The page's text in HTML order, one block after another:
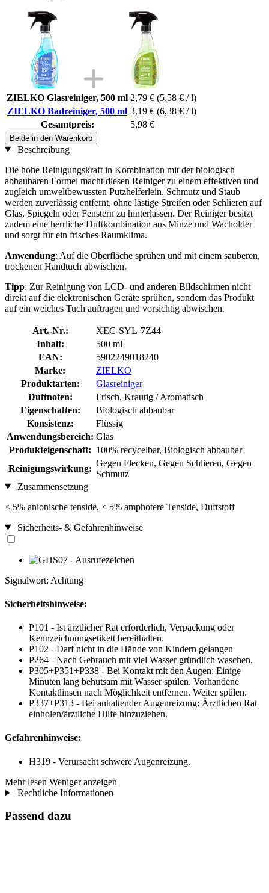
ZIELKO Glasreiniger, 500 ml 2,79 € (5,58 € / l)
ZIELKO Badreiniger, 500 ml 3,19 € (6,38 € / l)
Gesamtpreis:
5,98 €
Beide in den Warenkorb
Beschreibung
Die hohe Reinigungskraft in Kombination mit der biologisch
abbaubaren Formel macht diesen Reiniger zu einem effektiven und
zugleich umweltbewussten Putzhelferlein. Schmutz und Staub
werden zuverlässig entfernt, ohne lästige Streifen oder Schlieren auf
Glas, Spiegeln oder Fenstern zu hinterlassen. Der Reiniger besitzt
zudem eine herrliche Duftkombination aus Minze und Wacholder
und sorgt für ein frisches Raumklima.
Anwendung: Auf die Oberfläche sprühen und mit einem sauberen,
trockenen Handtuch abwischen.
Tipp: Zur Reinigung von LCD- und anderen Bildschirmen nicht
direkt auf die elektronischen Geräte sprühen, sondern das Produkt
auf ein weiches Tuch auftragen und vorsichtig abwischen.
Art.-Nr.:
XEC-SYL-7Z44
Inhalt:
500 ml
EAN:
5902249018240
Marke:
ZIELKO
Produktarten:
Glasreiniger
Duftnoten:
Frisch, Krautig / Aromatisch
Eigenschaften:
Biologisch abbaubar
Konsistenz:
Flüssig
Anwendungsbereich: Glas
Produkteigenschaft: 100% recycelbar, Biologisch abbaubar
Reinigungswirkung:
Gegen Flecken, Gegen Schlieren, Gegen
Schmutz
Zusammensetzung
< 5% anionische tenside, < 5% amphotere Tenside, Duftstoff
Sicherheits- & Gefahrenhinweise
Signalwort: Achtung
Sicherheitshinweise:
P101 - Ist ärztlicher Rat erforderlich, Verpackung oder
Kennzeichnungsetikett bereithalten.
P102 - Darf nicht in die Hände von Kindern gelangen
P264 - Nach Gebrauch mit viel Wasser gründlich waschen.
P305+P351+P338 - Bei Kontakt mit den Augen: Einige
Minuten lang behutsam mit Wasser spülen. Vorhandene
Kontaktlinsen nach Möglichkeit entfernen. Weiter spülen.
P337+P313 - Bei anhaltender Augenreizung: Ärztlichen Rat
einholen/ärztliche Hilfe hinzuziehen.
Gefahrenhinweise:
H319 - Verursacht schwere Augenreizung.
Mehr lesen Weniger anzeigen
Rechtliche Informationen
Passend dazu